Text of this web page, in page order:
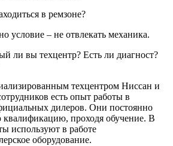
в ремзоне?
условие – не отвлекать механика.
ли вы техцентр? Есть ли диагност?
техцентром Ниссан и
есть опыт работы в
дилеров. Они постоянно
проходя обучение. В
используют в работе
оборудование.